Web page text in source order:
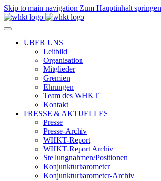
Skip to main navigation Zum Hauptinhalt springen
ÜBER UNS
Leitbild
Organisation
Mitglieder
Gremien
Ehrungen
Team des WHKT
Kontakt
PRESSE & AKTUELLES
Presse
Presse-Archiv
WHKT-Report
WHKT-Report Archiv
Stellungnahmen/Positionen
Konjunkturbarometer
Konjunkturbarometer-Archiv